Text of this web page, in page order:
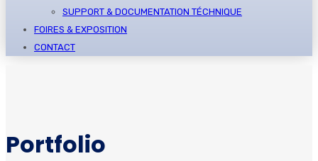
SUPPORT & DOCUMENTATION TÉCHNIQUE
FOIRES & EXPOSITION
CONTACT
Portfolio